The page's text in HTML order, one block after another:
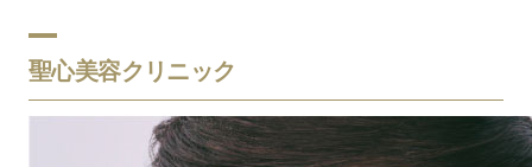
聖心美容クリニック